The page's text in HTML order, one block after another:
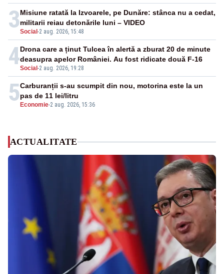
3Social -2 aug. 2026, 15:48
Misiune ratată la Izvoarele, pe Dunăre: stânca nu a cedat,
militarii reiau detonările luni – VIDEO
4Social -2 aug. 2026, 19:28
Drona care a ținut Tulcea în alertă a zburat 20 de minute
deasupra apelor României. Au fost ridicate două F-16
5 Economie-2 aug. 2026, 15:36
Carburanții s-au scumpit din nou, motorina este la un
pas de 11 lei/litru
ACTUALITATE